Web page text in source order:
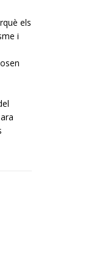
els
i